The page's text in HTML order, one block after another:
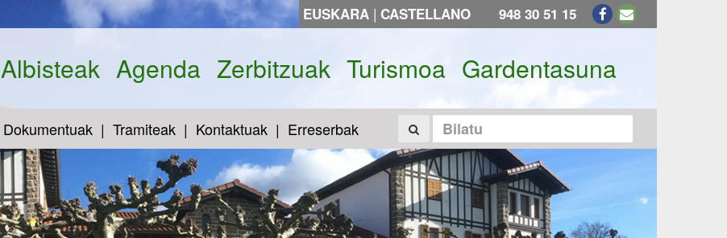
EUSKARA | CASTELLANO 948 30 51 15
Albisteak Agenda Zerbitzuak Turismoa Gardentasuna
Dokumentuak Tramiteak Kontaktuak Erreserbak